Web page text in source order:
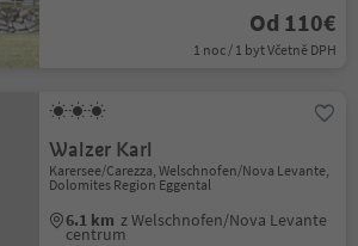
Od 110€
1 noc / 1 byt Včetně DPH
Walzer Karl
Karersee/Carezza, Welschnofen/Nova Levante,
Dolomites Region Eggental
6.1 km z Welschnofen/Nova Levante
centrum